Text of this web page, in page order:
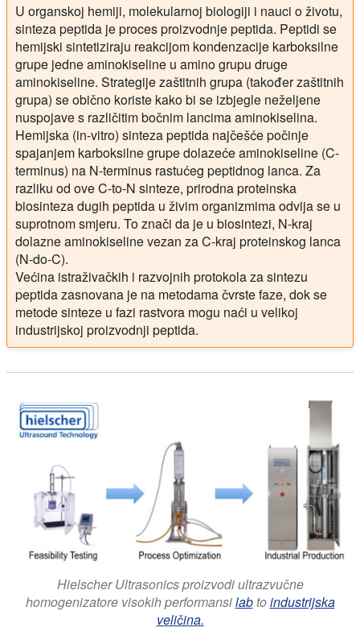
U organskoj hemiji, molekularnoj biologiji i nauci o životu,
sinteza peptida je proces proizvodnje peptida. Peptidi se
hemijski sintetiziraju reakcijom kondenzacije karboksilne
grupe jedne aminokiseline u amino grupu druge
aminokiseline. Strategije zaštitnih grupa (također zaštitnih
grupa) se obično koriste kako bi se izbjegle neželjene
nuspojave s različitim bočnim lancima aminokiselina.
Hemijska (in-vitro) sinteza peptida najčešće počinje
spajanjem karboksilne grupe dolazeće aminokiseline (C-
terminus) na N-terminus rastućeg peptidnog lanca. Za
razliku od ove C-to-N sinteze, prirodna proteinska
biosinteza dugih peptida u živim organizmima odvija se u
suprotnom smjeru. To znači da je u biosintezi, N-kraj
dolazne aminokiseline vezan za C-kraj proteinskog lanca
(N-do-C).
Većina istraživačkih i razvojnih protokola za sintezu
peptida zasnovana je na metodama čvrste faze, dok se
metode sinteze u fazi rastvora mogu naći u velikoj
industrijskoj proizvodnji peptida.
Hielscher Ultrasonics proizvodi ultrazvučne
homogenizatore visokih performansilabtoindustrijska
veličina.